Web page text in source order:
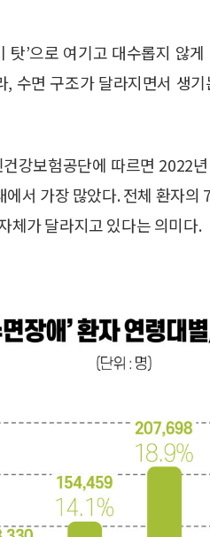
탓’으로 여기고 대수롭지 않
수면 구조가 달라지면서 생
강보험공단에 따르면 2022
서 가장 많았다. 전체 환자의
체가 달라지고 있다는 의미다.